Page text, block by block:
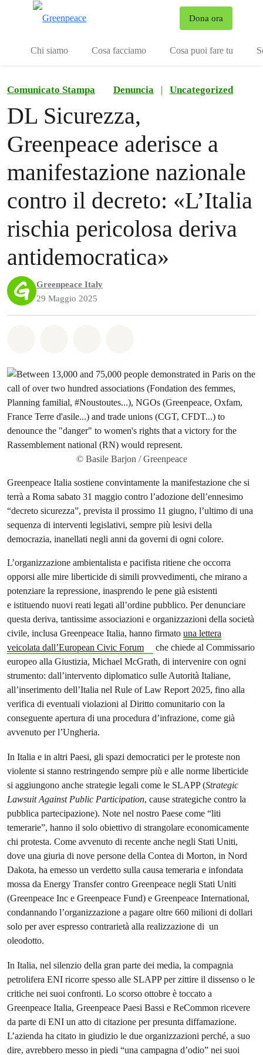
Dona ora
Chi siamo Cosa facciamo Cosa puoi fare tu
Comunicato Stampa Denuncia | Uncategorized
DL Sicurezza,
Greenpeace aderisce a
manifestazione nazionale
contro il decreto: «L’Italia
rischia pericolosa deriva
antidemocratica»
Greenpeace Italy
29 Maggio 2025
© Basile Barjon / Greenpeace
Greenpeace Italia sostiene convintamente la manifestazione che si
terrà a Roma sabato 31 maggio contro l’adozione dell’ennesimo
“decreto sicurezza”, prevista il prossimo 11 giugno, l’ultimo di una
sequenza di interventi legislativi, sempre più lesivi della
democrazia, inanellati negli anni da governi di ogni colore.
L’organizzazione ambientalista e pacifista ritiene che occorra
opporsi alle mire liberticide di simili provvedimenti, che mirano a
potenziare la repressione, inasprendo le pene già esistenti
e istituendo nuovi reati legati all’ordine pubblico. Per denunciare
questa deriva, tantissime associazioni e organizzazioni della società
civile, inclusa Greenpeace Italia, hanno firmato una lettera
veicolata dall’European Civic Forum
che chiede al Commissario
europeo alla Giustizia, Michael McGrath, di intervenire con ogni
strumento: dall’intervento diplomatico sulle Autorità Italiane,
all’inserimento dell’Italia nel Rule of Law Report 2025, fino alla
verifica di eventuali violazioni al Diritto comunitario con la
conseguente apertura di una procedura d’infrazione, come già
avvenuto per l’Ungheria.
In Italia e in altri Paesi, gli spazi democratici per le proteste non
violente si stanno restringendo sempre più e alle norme liberticide
si aggiungono anche strategie legali come le SLAPP (Strategic
Lawsuit Against Public Participation, cause strategiche contro la
pubblica partecipazione). Note nel nostro Paese come “liti
temerarie”, hanno il solo obiettivo di strangolare economicamente
chi protesta. Come avvenuto di recente anche negli Stati Uniti,
dove una giuria di nove persone della Contea di Morton, in Nord
Dakota, ha emesso un verdetto sulla causa temeraria e infondata
mossa da Energy Transfer contro Greenpeace negli Stati Uniti
(Greenpeace Inc e Greenpeace Fund) e Greenpeace International,
condannando l’organizzazione a pagare oltre 660 milioni di dollari
solo per aver espresso contrarietà alla realizzazione di un
oleodotto.
In Italia, nel silenzio della gran parte dei media, la compagnia
petrolifera ENI ricorre spesso alle SLAPP per zittire il dissenso o le
critiche nei suoi confronti. Lo scorso ottobre è toccato a
Greenpeace Italia, Greenpeace Paesi Bassi e ReCommon ricevere
da parte di ENI un atto di citazione per presunta diffamazione.
L’azienda ha citato in giudizio le due organizzazioni perché, a suo
dire, avrebbero messo in piedi “una campagna d’odio” nei suoi